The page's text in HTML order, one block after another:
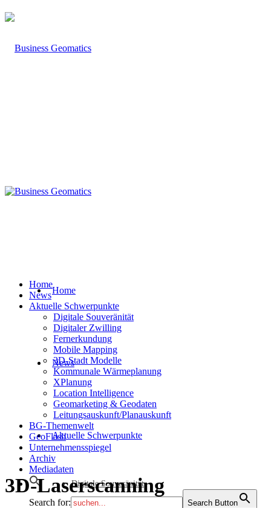
Home
News
Aktuelle Schwerpunkte
Digitale Souveränität
Home
News
Aktuelle Schwerpunkte
Digitale Souveränität
Digitaler Zwilling
Fernerkundung
Mobile Mapping
3D-Stadt Modelle
Kommunale Wärmeplanung
XPlanung
Location Intelligence
Geomarketing & Geodaten
Leitungsauskunft/Planauskunft
BG-Themenwelt
GeoFlash
Unternehmensspiegel
Archiv
Mediadaten
Search for: Search Button
3D-Laserscanning